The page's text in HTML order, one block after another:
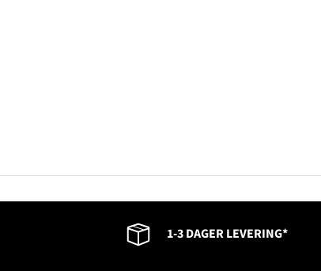
1-3 DAGER LEVERING*